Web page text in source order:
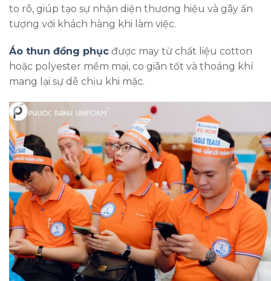
to rõ, giúp tạo sự nhận diện thương hiệu và gây ấn
tượng với khách hàng khi làm việc.
Áo thun đồng phục được may từ chất liệu cotton
hoặc polyester mềm mại, co giãn tốt và thoáng khí
mang lại sự dễ chịu khi mặc.